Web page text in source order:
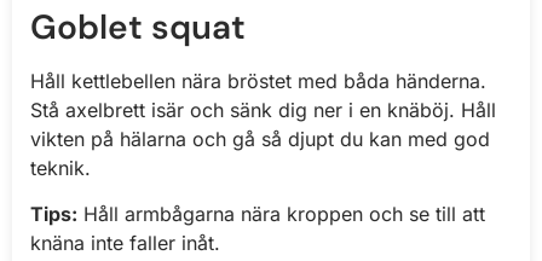
Goblet squat
Håll kettlebellen nära bröstet med båda händerna.
Stå axelbrett isär och sänk dig ner i en knäböj. Håll
vikten på hälarna och gå så djupt du kan med god
teknik.
Tips: Håll armbågarna nära kroppen och se till att
knäna inte faller inåt.